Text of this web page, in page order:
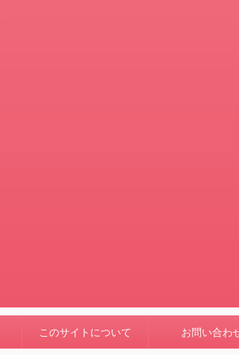
このサイトについて お問い合わ